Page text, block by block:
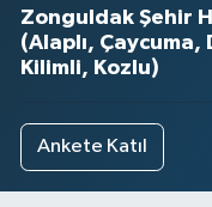
Zonguldak Şehir
(Alaplı,
Kilimli, Kozlu)
Ankete Katıl